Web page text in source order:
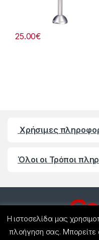
25.00€
Χρήσιμες
Όλοι οι Τρόποι
Η ιστοσελίδα μας
πλοήγηση σας. Μπορείτε